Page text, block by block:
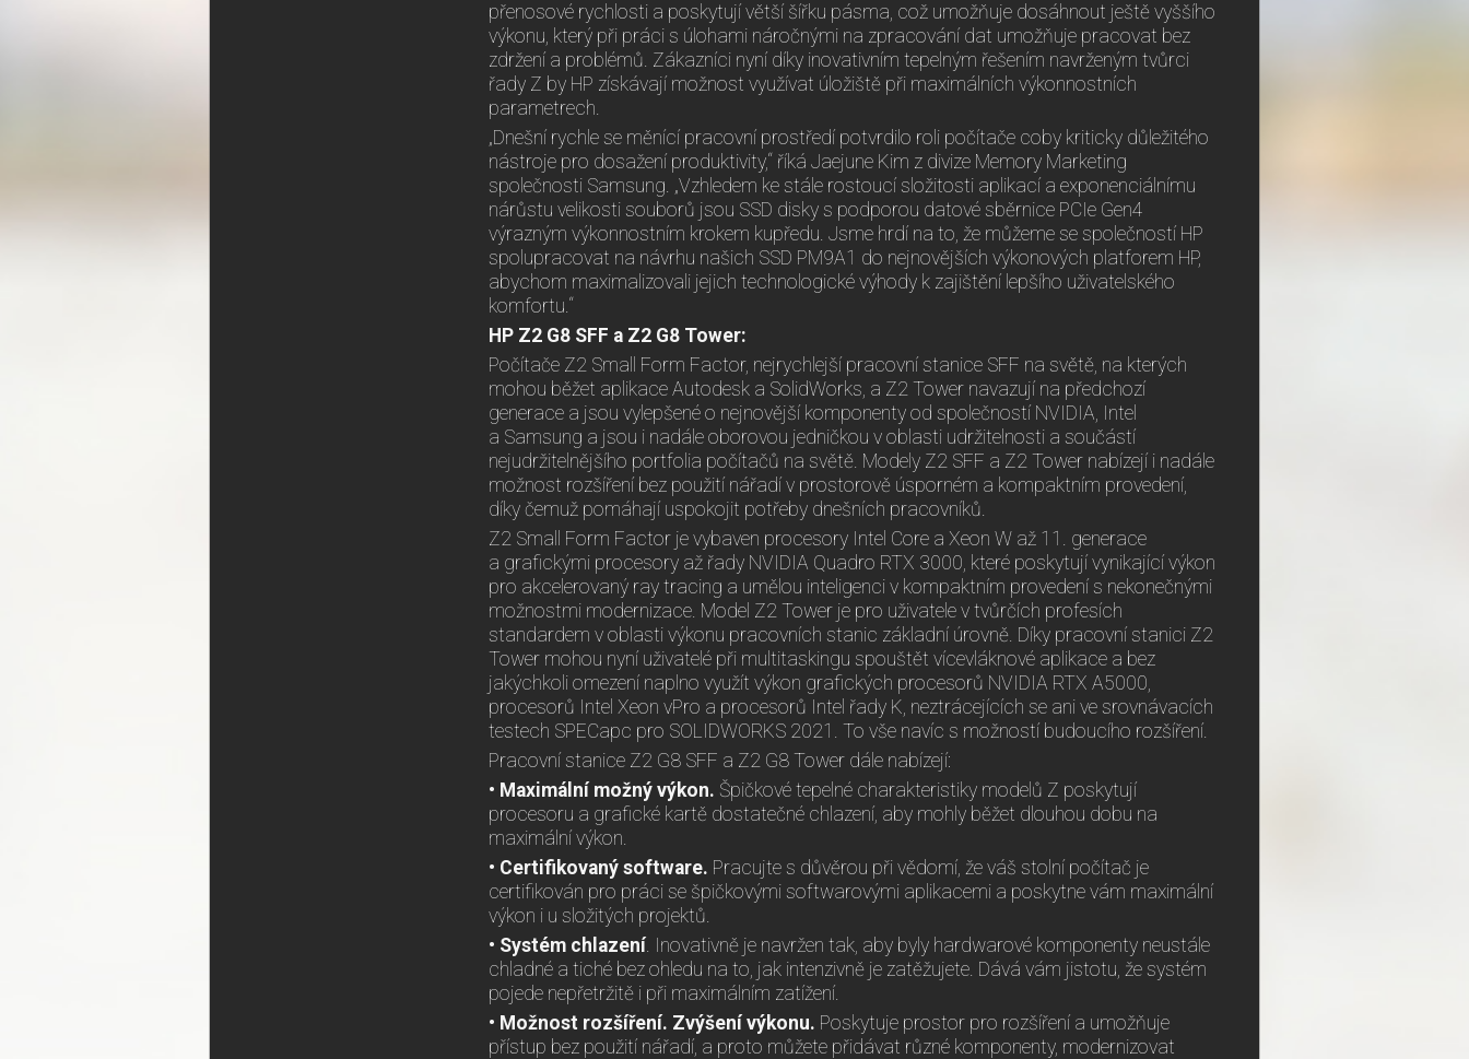
přenosové rychlosti a poskytují větší šířku pásma, což umožňuje dosáhnout ještě vyššího
výkonu, který při práci s úlohami náročnými na zpracování dat umožňuje pracovat bez
zdržení a problémů. Zákazníci nyní díky inovativním tepelným řešením navrženým tvůrci
řady Z by HP získávají možnost využívat úložiště při maximálních výkonnostních
parametrech.
„Dnešní rychle se měnící pracovní prostředí potvrdilo roli počítače coby kriticky důležitého
nástroje pro dosažení produktivity,“ říká Jaejune Kim z divize Memory Marketing
společnosti Samsung. „Vzhledem ke stále rostoucí složitosti aplikací a exponenciálnímu
nárůstu velikosti souborů jsou SSD disky s podporou datové sběrnice PCIe Gen4
výrazným výkonnostním krokem kupředu. Jsme hrdí na to, že můžeme se společností HP
spolupracovat na návrhu našich SSD PM9A1 do nejnovějších výkonových platforem HP,
abychom maximalizovali jejich technologické výhody k zajištění lepšího uživatelského
komfortu.“
HP Z2 G8 SFF a Z2 G8 Tower:
Počítače Z2 Small Form Factor, nejrychlejší pracovní stanice SFF na světě, na kterých
mohou běžet aplikace Autodesk a SolidWorks, a Z2 Tower navazují na předchozí
generace a jsou vylepšené o nejnovější komponenty od společností NVIDIA, Intel
a Samsung a jsou i nadále oborovou jedničkou v oblasti udržitelnosti a součástí
nejudržitelnějšího portfolia počítačů na světě. Modely Z2 SFF a Z2 Tower nabízejí i nadále
možnost rozšíření bez použití nářadí v prostorově úsporném a kompaktním provedení,
díky čemuž pomáhají uspokojit potřeby dnešních pracovníků.
Z2 Small Form Factor je vybaven procesory Intel Core a Xeon W až 11. generace
a grafickými procesory až řady NVIDIA Quadro RTX 3000, které poskytují vynikající výkon
pro akcelerovaný ray tracing a umělou inteligenci v kompaktním provedení s nekonečnými
možnostmi modernizace. Model Z2 Tower je pro uživatele v tvůrčích profesích
standardem v oblasti výkonu pracovních stanic základní úrovně. Díky pracovní stanici Z2
Tower mohou nyní uživatelé při multitaskingu spouštět vícevláknové aplikace a bez
jakýchkoli omezení naplno využít výkon grafických procesorů NVIDIA RTX A5000,
procesorů Intel Xeon vPro a procesorů Intel řady K, neztrácejících se ani ve srovnávacích
testech SPECapc pro SOLIDWORKS 2021. To vše navíc s možností budoucího rozšíření.
Pracovní stanice Z2 G8 SFF a Z2 G8 Tower dále nabízejí:
• Maximální možný výkon. Špičkové tepelné charakteristiky modelů Z poskytují
procesoru a grafické kartě dostatečné chlazení, aby mohly běžet dlouhou dobu na
maximální výkon.
• Certifikovaný software. Pracujte s důvěrou při vědomí, že váš stolní počítač je
certifikován pro práci se špičkovými softwarovými aplikacemi a poskytne vám maximální
výkon i u složitých projektů.
• Systém chlazení. Inovativně je navržen tak, aby byly hardwarové komponenty neustále
chladné a tiché bez ohledu na to, jak intenzivně je zatěžujete. Dává vám jistotu, že systém
pojede nepřetržitě i při maximálním zatížení.
• Možnost rozšíření. Zvýšení výkonu. Poskytuje prostor pro rozšíření a umožňuje
přístup bez použití nářadí, a proto můžete přidávat různé komponenty, modernizovat